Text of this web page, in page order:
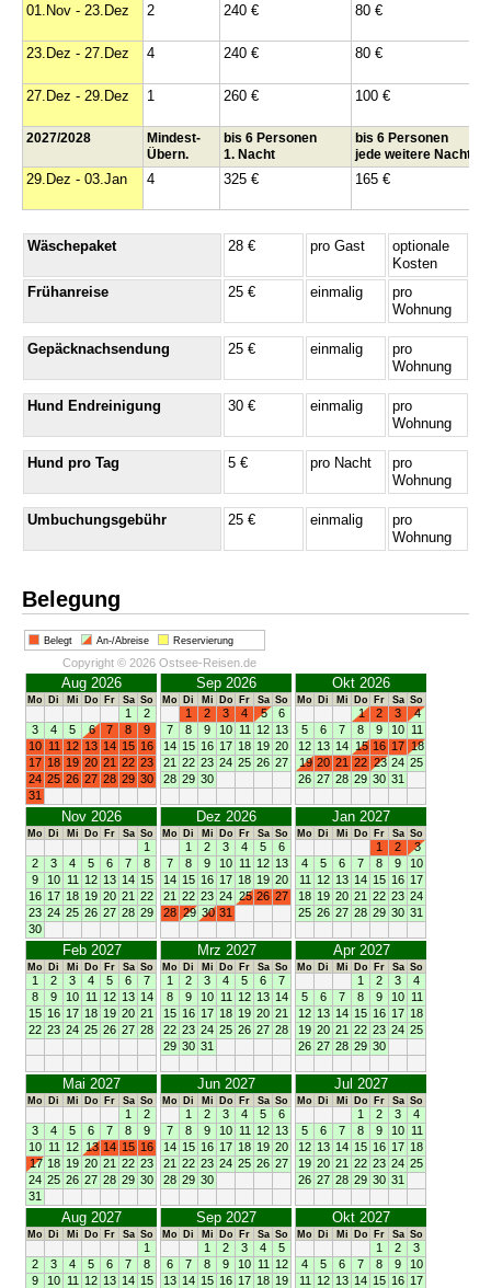
01.Nov - 23.Dez
2 240 € 80 €
23.Dez - 27.Dez
4 240 € 80 €
27.Dez - 29.Dez
1 260 € 100 €
2027/2028
Mindest-
Übern.
bis 6 Personen
1. Nacht
bis 6 Personen
jede weitere Nacht
29.Dez - 03.Jan 4 325 € 165 €
Wäschepaket 28 € pro Gast
optionale
Kosten
Frühanreise
25 € einmalig
pro
Wohnung
Gepäcknachsendung 25 € einmalig
pro
Wohnung
Hund Endreinigung 30 € einmalig
pro
Wohnung
Hund pro Tag 5 € pro Nacht
pro
Wohnung
Umbuchungsgebühr 25 € einmalig
pro
Wohnung
Belegung
Belegt An-/Abreise Reservierung
Copyright © 2026 Ostsee-Reisen.de
Aug 2026
Mo Di Mi Do Fr Sa So
1
2
3
4 5 6 7 8
9
10 11 12 13 14 15 16
17 18 19 20 21 22 23
24 25 26 27 28 29 30
31
Sep 2026
Mo Di Mi Do Fr Sa So
1 2 3 4 5
6
7
8 9 10 11 12 13
14 15 16 17 18 19 20
21 22 23 24 25 26 27
28 29 30
Okt 2026
Mo Di Mi Do Fr Sa So
1 2 3
4
5
6 7 8 9 10 11
12 13 14 15 16 17 18
19 20 21 22 23 24 25
26 27 28 29 30 31
Nov 2026
Mo Di Mi Do Fr Sa So
1
2
3 4 5 6 7
8
9
10 11 12 13 14 15
16 17 18 19 20 21 22
23 24 25 26 27 28 29
30
Dez 2026
Mo Di Mi Do Fr Sa So
1 2 3 4 5
6
7
8 9 10 11 12 13
14 15 16 17 18 19 20
21 22 23 24 25 26 27
28 29 30 31
Jan 2027
Mo Di Mi Do Fr Sa So
1 2
3
4
5 6 7 8 9
10
11
12 13 14 15 16 17
18 19 20 21 22 23 24
25 26 27 28 29 30 31
Feb 2027
Mo Di Mi Do Fr Sa So
1 2 3 4 5 6
7
8
9 10 11 12 13 14
15 16 17 18 19 20 21
22 23 24 25 26 27 28
Mrz 2027
Mo Di Mi Do Fr Sa So
1 2 3 4 5 6
7
8
9 10 11 12 13 14
15 16 17 18 19 20 21
22 23 24 25 26 27 28
29 30 31
Apr 2027
Mo Di Mi Do Fr Sa So
1 2 3
4
5
6 7 8 9 10 11
12 13 14 15 16 17 18
19 20 21 22 23 24 25
26 27 28 29 30
Mai 2027
Mo Di Mi Do Fr Sa So
1
2
3
4 5 6 7 8
9
10 11 12 13 14 15 16
17 18 19 20 21 22 23
24 25 26 27 28 29 30
31
Jun 2027
Mo Di Mi Do Fr Sa So
1 2 3 4 5
6
7
8 9 10 11 12 13
14 15 16 17 18 19 20
21 22 23 24 25 26 27
28 29 30
Jul 2027
Mo Di Mi Do Fr Sa So
1 2 3
4
5
6 7 8 9 10 11
12 13 14 15 16 17 18
19 20 21 22 23 24 25
26 27 28 29 30 31
Aug 2027
Mo Di Mi Do Fr Sa So
1
2
3 4 5 6 7
8
9
10 11 12 13 14 15
Sep 2027
Mo Di Mi Do Fr Sa So
1 2 3 4
5
6
7 8 9 10 11
12
13 14 15 16 17 18 19
Okt 2027
Mo Di Mi Do Fr Sa So
1 2
3
4
5 6 7 8 9
10
11
12 13 14 15 16 17